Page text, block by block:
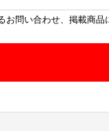
お問い合わせ、掲載商品